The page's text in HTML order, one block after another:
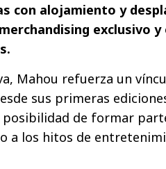
con alojamiento y
exclusivo
Mahou refuerza un
sus primeras
de formar
a los hitos de